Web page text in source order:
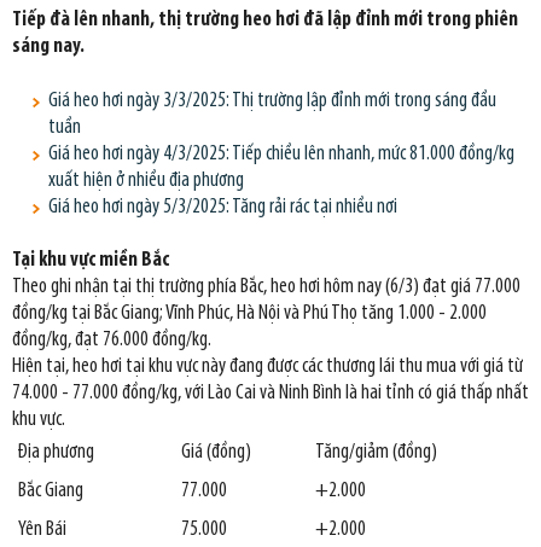
Tiếp đà lên nhanh, thị trường heo hơi đã lập đỉnh mới trong phiên
sáng nay.
Giá heo hơi ngày 3/3/2025: Thị trường lập đỉnh mới trong sáng đầu
tuần
Giá heo hơi ngày 4/3/2025: Tiếp chiều lên nhanh, mức 81.000 đồng/kg
xuất hiện ở nhiều địa phương
Giá heo hơi ngày 5/3/2025: Tăng rải rác tại nhiều nơi
Tại khu vực miền Bắc
Theo ghi nhận tại thị trường phía Bắc, heo hơi hôm nay (6/3) đạt giá 77.000
đồng/kg tại Bắc Giang; Vĩnh Phúc, Hà Nội và Phú Thọ tăng 1.000 - 2.000
đồng/kg, đạt 76.000 đồng/kg.
Hiện tại, heo hơi tại khu vực này đang được các thương lái thu mua với giá từ
74.000 - 77.000 đồng/kg, với Lào Cai và Ninh Bình là hai tỉnh có giá thấp nhất
khu vực.
Địa phương
Giá (đồng)
Tăng/giảm (đồng)
Bắc Giang
77.000
+2.000
Yên Bái
75.000
+2.000